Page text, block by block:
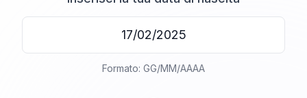
Formato: GG/MM/AAAA